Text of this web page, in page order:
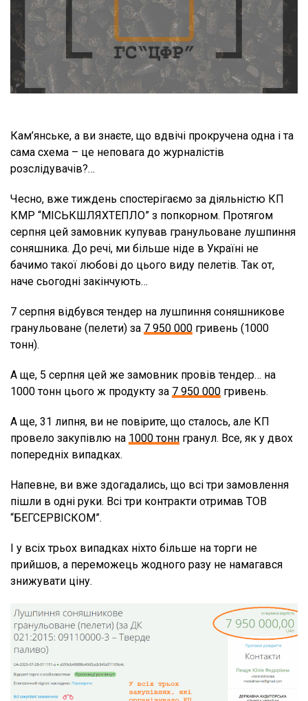
Кам’янське, а ви знаєте, що вдвічі прокручена одна і та
сама схема – це неповага до журналістів
розслідувачів?…
Чесно, вже тиждень спостерігаємо за діяльністю КП
КМР “МІСЬКШЛЯХТЕПЛО” з попкорном. Протягом
серпня цей замовник купував гранульоване лушпиння
соняшника. До речі, ми більше ніде в Україні не
бачимо такої любові до цього виду пелетів. Так от,
наче сьогодні закінчують…
7 серпня відбувся тендер на лушпиння соняшникове
гранульоване (пелети) за 7 950 000 гривень (1000
тонн).
А ще, 5 серпня цей же замовник провів тендер… на
1000 тонн цього ж продукту за 7 950 000 гривень.
А ще, 31 липня, ви не повірите, що сталось, але КП
провело закупівлю на 1000 тонн гранул. Все, як у двох
попередніх випадках.
Напевне, ви вже здогадались, що всі три замовлення
пішли в одні руки. Всі три контракти отримав ТОВ
“БЕГСЕРВІСКОМ”.
І у всіх трьох випадках ніхто більше на торги не
прийшов, а переможець жодного разу не намагався
знижувати ціну.